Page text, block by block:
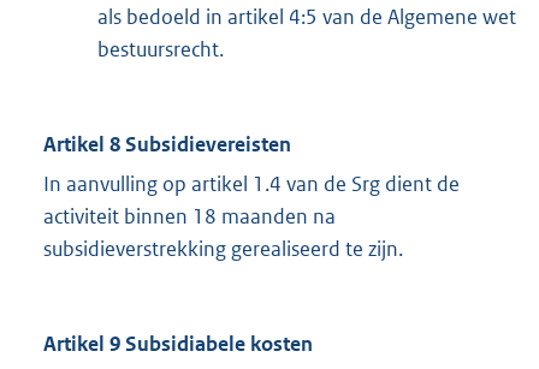
als bedoeld in artikel 4:5 van de Algemene wet
bestuursrecht.
Artikel 8 Subsidievereisten
In aanvulling op artikel 1.4 van de Srg dient de
activiteit binnen 18 maanden na
subsidieverstrekking gerealiseerd te zijn.
Artikel 9 Subsidiabele kosten